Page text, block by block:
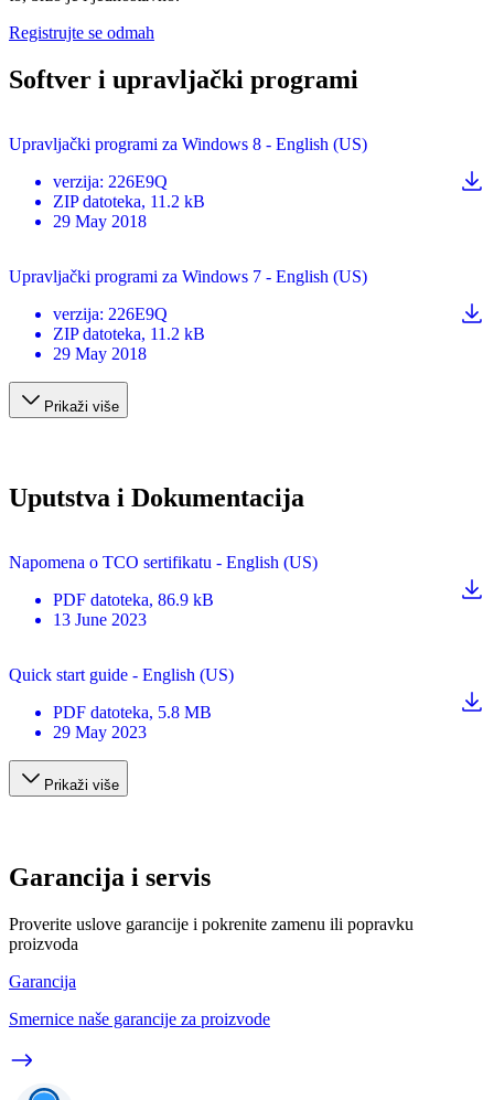
Registrujte se odmah
Softver i upravljački programi
Upravljački programi za Windows 8 - English (US)
verzija: 226E9Q
ZIP datoteka, 11.2 kB
29 May 2018
Upravljački programi za Windows 7 - English (US)
verzija: 226E9Q
ZIP datoteka, 11.2 kB
29 May 2018
Prikaži više
Uputstva i Dokumentacija
Napomena o TCO sertifikatu - English (US)
PDF datoteka, 86.9 kB
13 June 2023
Quick start guide - English (US)
PDF datoteka, 5.8 MB
29 May 2023
Prikaži više
Garancija i servis
Proverite uslove garancije i pokrenite zamenu ili popravku
proizvoda
Garancija
Smernice naše garancije za proizvode